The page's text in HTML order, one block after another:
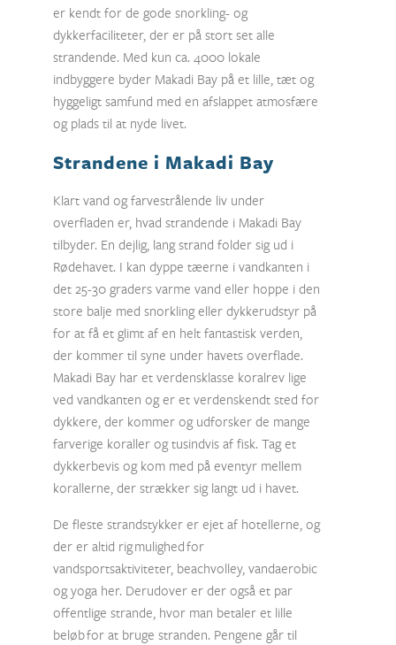
er kendt for de gode snorkling- og
dykkerfaciliteter, der er på stort set alle
strandende. Med kun ca. 4000 lokale
indbyggere byder Makadi Bay på et lille, tæt og
hyggeligt samfund med en afslappet atmosfære
og plads til at nyde livet.
Strandene i Makadi Bay
Klart vand og farvestrålende liv under
overfladen er, hvad strandende i Makadi Bay
tilbyder. En dejlig, lang strand folder sig ud i
Rødehavet. I kan dyppe tæerne i vandkanten i
det 25-30 graders varme vand eller hoppe i den
store balje med snorkling eller dykkerudstyr på
for at få et glimt af en helt fantastisk verden,
der kommer til syne under havets overflade.
Makadi Bay har et verdensklasse koralrev lige
ved vandkanten og er et verdenskendt sted for
dykkere, der kommer og udforsker de mange
farverige koraller og tusindvis af fisk. Tag et
dykkerbevis og kom med på eventyr mellem
korallerne, der strækker sig langt ud i havet.
De fleste strandstykker er ejet af hotellerne, og
der er altid rig mulighed for
vandsportsaktiviteter, beachvolley, vandaerobic
og yoga her. Derudover er der også et par
offentlige strande, hvor man betaler et lille
beløb for at bruge stranden. Pengene går til